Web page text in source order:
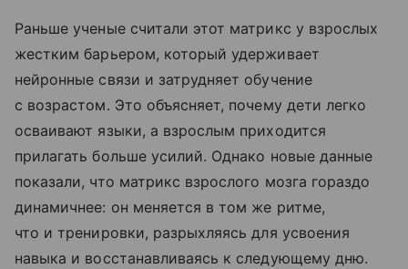
Раньше ученые считали этот матрикс у взрослых
жестким барьером, который удерживает
нейронные связи и затрудняет обучение
с возрастом. Это объясняет, почему дети легко
осваивают языки, а взрослым приходится
прилагать больше усилий. Однако новые данные
показали, что матрикс взрослого мозга гораздо
динамичнее: он меняется в том же ритме,
что и тренировки, разрыхляясь для усвоения
навыка и восстанавливаясь к следующему дню.